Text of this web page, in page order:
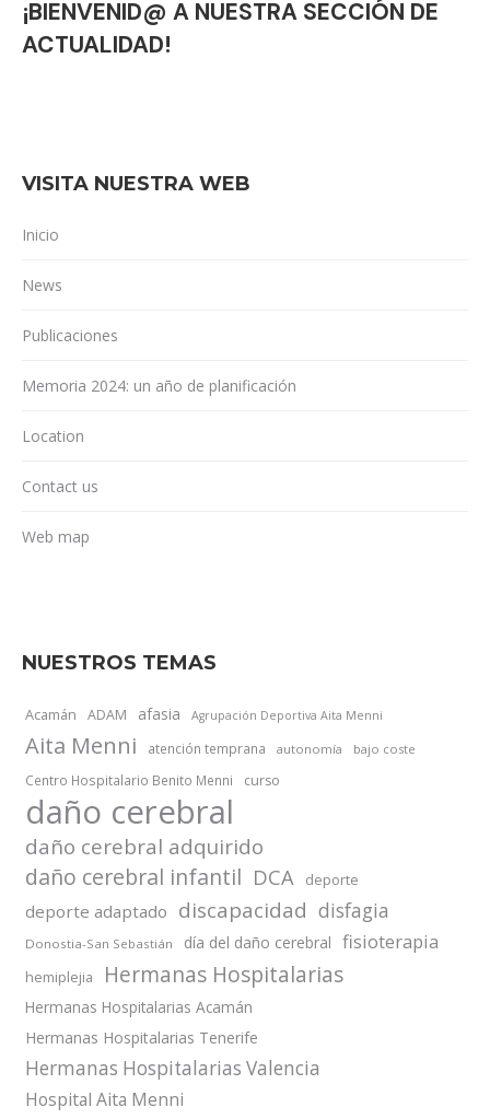
¡BIENVENID@ A NUESTRA SECCIÓN DE
ACTUALIDAD!
VISITA NUESTRA WEB
Inicio
News
Publicaciones
Memoria 2024: un año de planificación
Location
Contact us
Web map
NUESTROS TEMAS
Acamán ADAM afasia Agrupación Deportiva Aita Menni
Aita Menni atención temprana autonomía bajo coste
Centro Hospitalario Benito Menni curso
daño cerebral
daño cerebral adquirido
daño cerebral infantil DCA deporte
deporte adaptado discapacidad disfagia
Donostia-San Sebastián día del daño cerebral fisioterapia
hemiplejia Hermanas Hospitalarias
Hermanas Hospitalarias Acamán
Hermanas Hospitalarias Tenerife
Hermanas Hospitalarias Valencia
Hospital Aita Menni